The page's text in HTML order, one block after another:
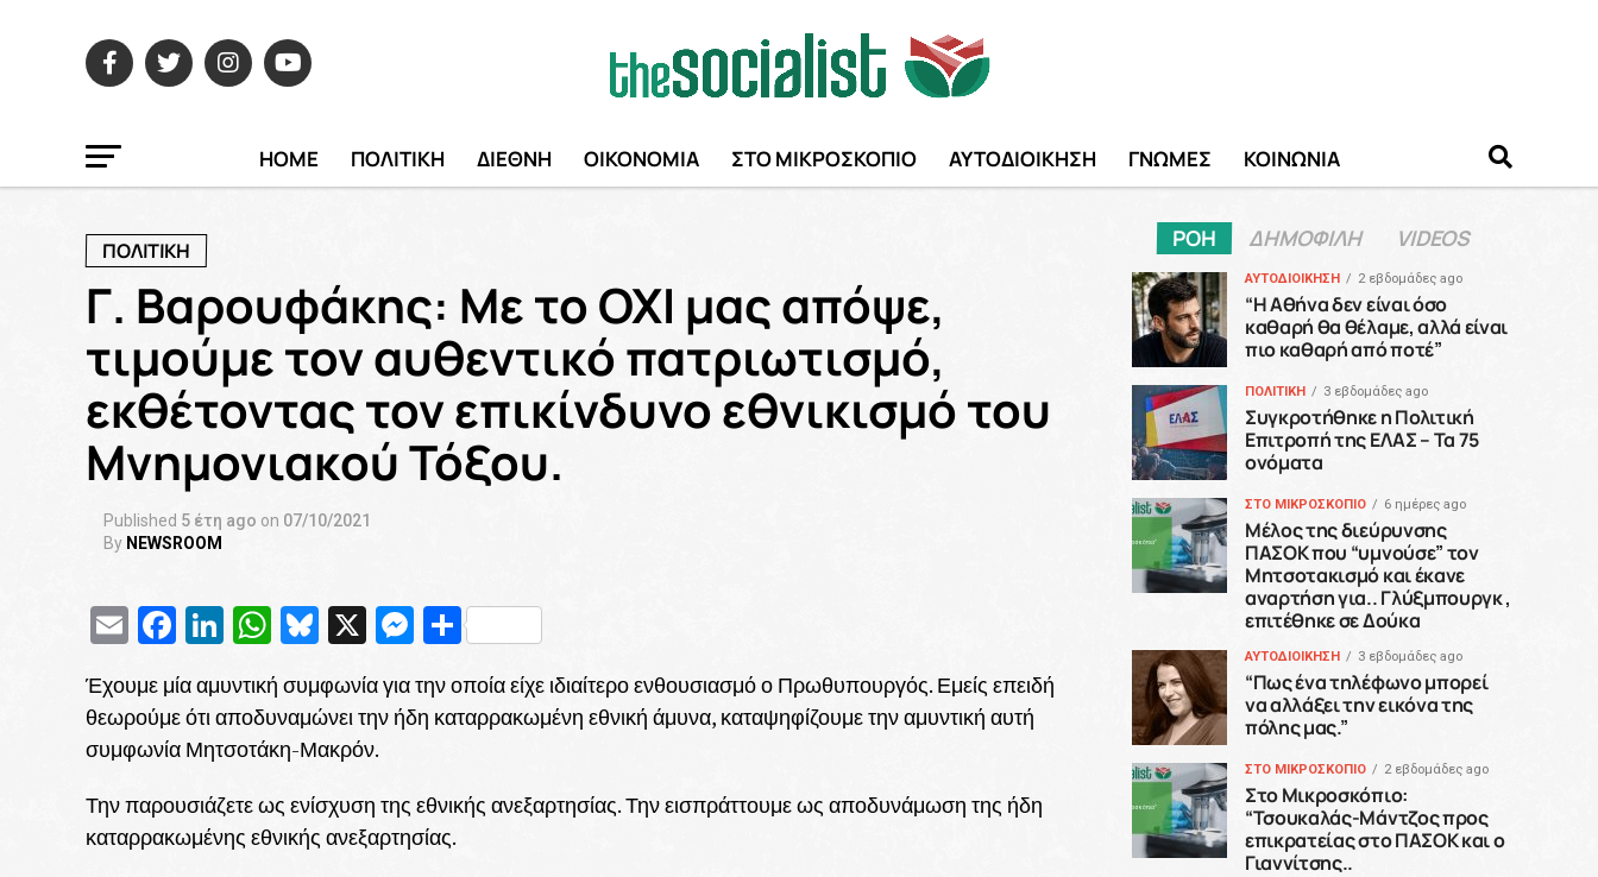
HOME ΠΟΛΙΤΙΚΗ ΔΙΕΘΝΗ ΟΙΚΟΝΟΜΙΑ ΣΤΟ ΜΙΚΡΟΣΚΟΠΙΟ ΑΥΤΟΔΙΟΙΚΗΣΗ ΓΝΩΜΕΣ ΚΟΙΝΩΝΙΑ
ΠΟΛΙΤΙΚΗ
Γ. Βαρουφάκης: Με το ΟΧΙ μας απόψε,
τιμούμε τον αυθεντικό πατριωτισμό,
εκθέτοντας τον επικίνδυνο εθνικισμό του
Μνημονιακού Τόξου.
Published 5 έτη ago on 07/10/2021
By NEWSROOM
EmailFacebook
LinkedIn
WhatsApp
Bluesky
X Messenger
Μοιραστείτε
Έχουμε μία αμυντική συμφωνία για την οποία είχε ιδιαίτερο ενθουσιασμό ο Πρωθυπουργός. Εμείς επειδή
θεωρούμε ότι αποδυναμώνει την ήδη καταρρακωμένη εθνική άμυνα, καταψηφίζουμε την αμυντική αυτή
συμφωνία Μητσοτάκη-Μακρόν.
Την παρουσιάζετε ως ενίσχυση της εθνικής ανεξαρτησίας. Την εισπράττουμε ως αποδυνάμωση της ήδη
καταρρακωμένης εθνικής ανεξαρτησίας.
ΡΟΗ ΔΗΜΟΦΙΛΗ VIDEOS
ΑΥΤΟΔΙΟΙΚΗΣΗ 2 εβδομάδες ago
“H Αθήνα δεν είναι όσο
καθαρή θα θέλαμε, αλλά είναι
πιο καθαρή από ποτέ”
ΠΟΛΙΤΙΚΗ 3 εβδομάδες ago
Συγκροτήθηκε η Πολιτική
Επιτροπή της ΕΛΑΣ – Τα 75
ονόματα
ΣΤΟ ΜΙΚΡΟΣΚΟΠΙΟ 6 ημέρες ago
Μέλος της διεύρυνσης
ΠΑΣΟΚ που “υμνούσε” τον
Μητσοτακισμό και έκανε
αναρτήση για.. Γλύξμπουργκ ,
επιτέθηκε σε Δούκα
ΑΥΤΟΔΙΟΙΚΗΣΗ 3 εβδομάδες ago
“Πως ένα τηλέφωνο μπορεί
να αλλάξει την εικόνα της
πόλης μας.”
ΣΤΟ ΜΙΚΡΟΣΚΟΠΙΟ 2 εβδομάδες ago
Στο Μικροσκόπιο:
“Τσουκαλάς-Μάντζος προς
επικρατείας στο ΠΑΣΟΚ και ο
Γιαννίτσης..